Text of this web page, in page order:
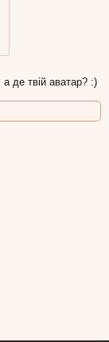
а де твій аватар? :)